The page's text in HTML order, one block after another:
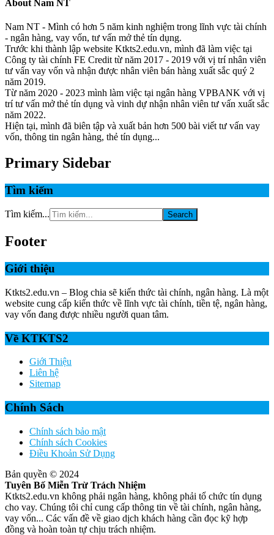
About Nam NT
Nam NT - Mình có hơn 5 năm kinh nghiệm trong lĩnh vực tài chính
- ngân hàng, vay vốn, tư vấn mở thẻ tín dụng.
Trước khi thành lập website Ktkts2.edu.vn, mình đã làm việc tại
Công ty tài chính FE Credit từ năm 2017 - 2019 với vị trí nhân viên
tư vấn vay vốn và nhận được nhân viên bán hàng xuất sắc quý 2
năm 2019.
Từ năm 2020 - 2023 mình làm việc tại ngân hàng VPBANK với vị
trí tư vấn mở thẻ tín dụng và vinh dự nhận nhân viên tư vấn xuất sắc
năm 2022.
Hiện tại, mình đã biên tập và xuất bản hơn 500 bài viết tư vấn vay
vốn, thông tin ngân hàng, thẻ tín dụng...
Primary Sidebar
Tìm kiếm
Tìm kiếm...
Footer
Giới thiệu
Ktkts2.edu.vn – Blog chia sẽ kiến thức tài chính, ngân hàng. Là một
website cung cấp kiến thức về lĩnh vực tài chính, tiền tệ, ngân hàng,
vay vốn đang được nhiều người quan tâm.
Về KTKTS2
Giới Thiệu
Liên hệ
Sitemap
Chính Sách
Chính sách bảo mật
Chính sách Cookies
Điều Khoản Sử Dụng
Bản quyền © 2024
Tuyên Bố Miễn Trừ Trách Nhiệm
Ktkts2.edu.vn không phải ngân hàng, không phải tổ chức tín dụng
cho vay. Chúng tôi chỉ cung cấp thông tin về tài chính, ngân hàng,
vay vốn... Các vấn đề về giao dịch khách hàng cần đọc kỹ hợp
đồng và hoàn toàn tự chịu trách nhiệm.